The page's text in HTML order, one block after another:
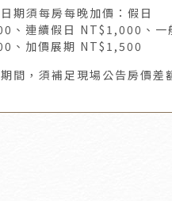
期須每房每晚加價：假日
、連續假日 NT$1,000、一
、加價展期 NT$1,500
間，須補足現場公告房價差